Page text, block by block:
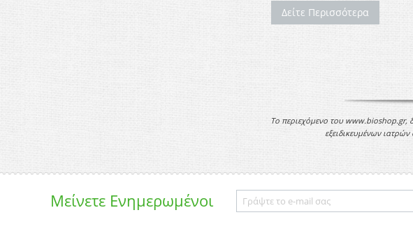
Δείτε Περισσότερα
Το περιεχόμενο του www.bioshop.gr,
εξειδικευμένων
Μείνετε Ενημερωμένοι